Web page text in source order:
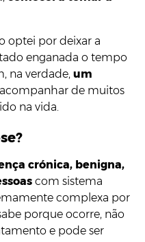
optei por deixar a
enganada o tempo
na verdade, um
acompanhar de muitos
na vida.
crónica, benigna,
com sistema
complexa por
porque ocorre, não
e pode ser